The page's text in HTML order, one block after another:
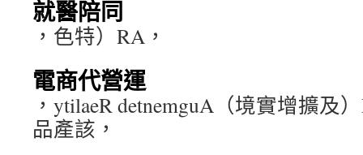
就醫陪同
，色特）RA，
電商代營運
，ytilaeR detnemguA（境實增擴及
品產該，